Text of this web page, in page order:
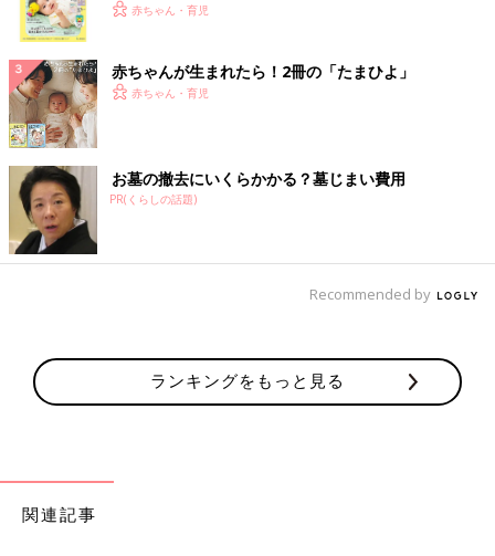
く！ おっぱい・ミルクの基本と夏のトラブル 解決テ
赤ちゃん・育児
赤ちゃんが生まれたら！2冊の「たまひよ」
赤ちゃん・育児
お墓の撤去にいくらかかる？墓じまい費用
PR(くらしの話題)
Recommended by
ランキングをもっと見る
関連記事